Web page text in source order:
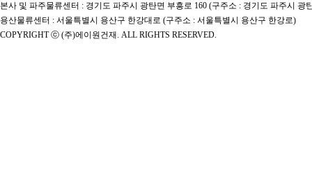
본사 및 파주물류센터 : 경기도 파주시 광탄면 부흥로 160 (구주소 : 경기도 파주시 광
용산물류센터 : 서울특별시 용산구 한강대로 (구주소 : 서울특별시 용산구 한강로)
COPYRIGHT ⓒ (주)에이원건재. ALL RIGHTS RESERVED.